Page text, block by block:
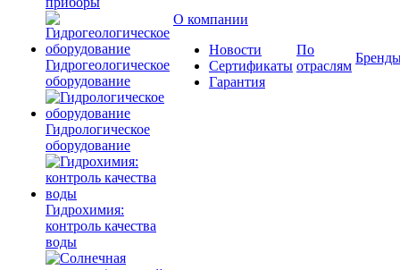
Гидрогеологическое
оборудование
Гидрологическое
оборудование
Гидрохимия:
контроль качества
воды
О компании
Новости
Сертификаты
Гарантия
По
отраслям